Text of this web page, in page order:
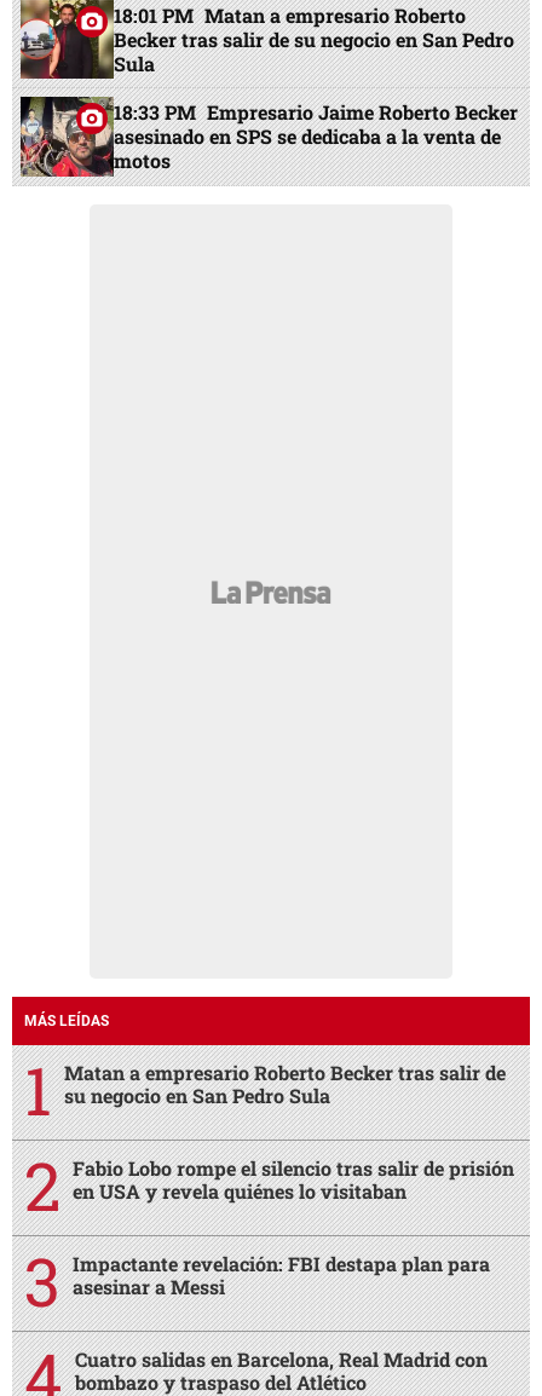
18:01 PM Matan a empresario Roberto
Becker tras salir de su negocio en San Pedro
Sula
18:33 PM Empresario Jaime Roberto Becker
asesinado en SPS se dedicaba a la venta de
motos
MÁS LEÍDAS
Matan a empresario Roberto Becker tras salir de
su negocio en San Pedro Sula
Fabio Lobo rompe el silencio tras salir de prisión
en USA y revela quiénes lo visitaban
Impactante revelación: FBI destapa plan para
asesinar a Messi
Cuatro salidas en Barcelona, Real Madrid con
bombazo y traspaso del Atlético